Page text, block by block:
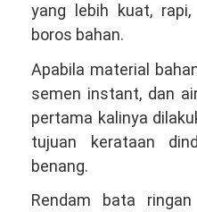
yang lebih kuat,
boros bahan.
Apabila material
semen instant, dan
pertama kalinya
tujuan kerataan
benang.
Rendam bata